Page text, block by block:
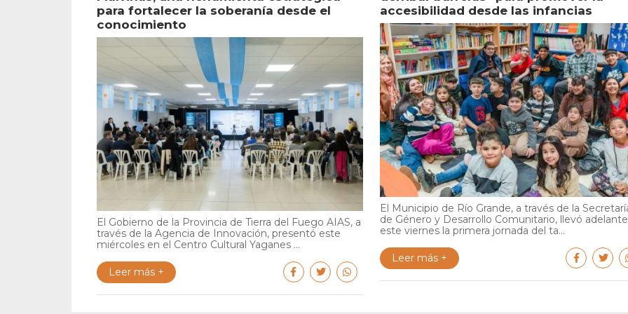
para fortalecer la soberanía desde el
conocimiento
El Gobierno de la Provincia de Tierra del Fuego AIAS, a
través de la Agencia de Innovación, presentó este
miércoles en el Centro Cultural Yaganes ...
Leer más +
accesibilidad desde las infancias
El Municipio de Río Grande, a través de la
de Género y Desarrollo Comunitario, llevó adelante
este viernes la primera jornada del ta...
Leer más +